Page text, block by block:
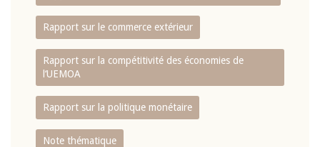
Rapport sur le commerce extérieur
Rapport sur la compétitivité des économies de
l‘UEMOA
Rapport sur la politique monétaire
Note thématique